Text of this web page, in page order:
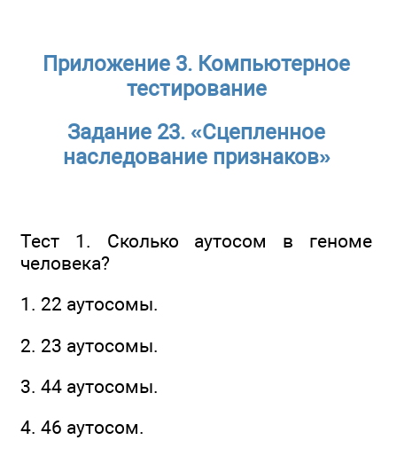
Приложение 3. Компьютерное
тестирование
Задание 23. «Сцепленное
наследование признаков»
Тест 1. Сколько аутосом в геноме
человека?
1. 22 аутосомы.
2. 23 аутосомы.
3. 44 аутосомы.
4. 46 аутосом.